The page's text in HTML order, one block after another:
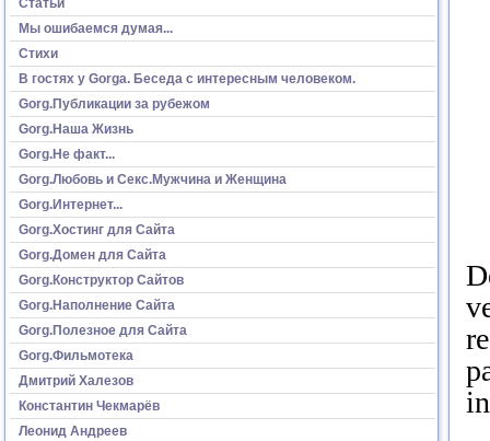
Мы ошибаемся думая...
Стихи
В гостях у Gorga. Беседа с интересным человеком.
Gorg.Публикации за рубежом
Gorg.Наша Жизнь
Gorg.Не факт...
Gorg.Любовь и Секс.Мужчина и Женщина
Gorg.Интернет...
Gorg.Хостинг для Сайта
Gorg.Домен для Сайта
Gorg.Конструктор Сайтов
Gorg.Наполнение Сайта
Gorg.Полезное для Сайта
Gorg.Фильмотека
Дмитрий Халезов
Константин Чекмарёв
Леонид Андреев